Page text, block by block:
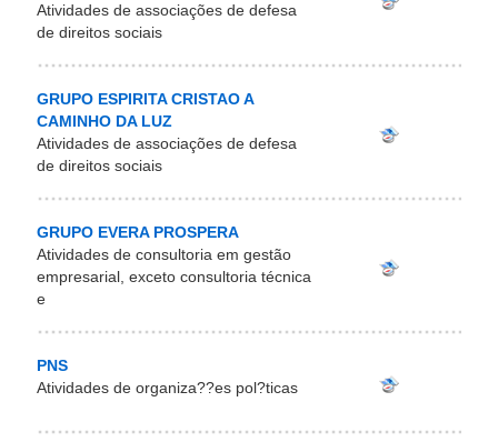
Atividades de associações de defesa
de direitos sociais
GRUPO ESPIRITA CRISTAO A
CAMINHO DA LUZ
Atividades de associações de defesa
de direitos sociais
GRUPO EVERA PROSPERA
Atividades de consultoria em gestão
empresarial, exceto consultoria técnica
e
PNS
Atividades de organiza??es pol?ticas